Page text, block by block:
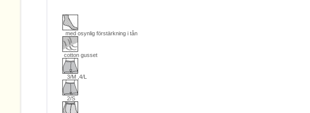
med osynlig förstärkning i tån
cotton gusset
3/M ,4/L
2/S